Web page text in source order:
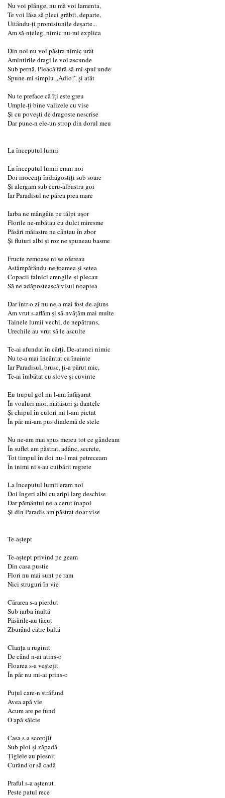
Nu voi plȃnge, nu mă voi lamenta,
Te voi lăsa să pleci grăbit, departe,
Uitȃndu-ţi promisiunile deşarte...
Am să-nţeleg, nimic nu-mi explica
Din noi nu voi păstra nimic urȃt
Amintirile dragi le voi ascunde
Sub pernă. Pleacă fără să-mi spui unde
Spune-mi simplu „Adio!” şi atȃt
Nu te preface că îţi este greu
Umple-ţi bine valizele cu vise
Şi cu poveşti de dragoste nescrise
Dar pune-n ele-un strop din dorul meu
La începutul lumii
La începutul lumii eram noi
Doi inocenţi îndrăgostiţi sub soare
Şi alergam sub ceru-albastru goi
Iar Paradisul ne părea prea mare
Iarba ne mȃngȃia pe tălpi uşor
Florile ne-mbătau cu dulci miresme
Păsări măiastre ne cȃntau în zbor
Şi fluturi albi şi roz ne spuneau basme
Fructe zemoase ni se ofereau
Astȃmpărȃndu-ne foamea şi setea
Copacii falnici crengile-şi plecau
Să ne adăpostească visul noaptea
Dar într-o zi nu ne-a mai fost de-ajuns
Am vrut s-aflăm şi să-nvăţăm mai multe
Tainele lumii vechi, de nepătruns,
Urechile au vrut să le asculte
Te-ai afundat în cărţi. De-atunci nimic
Nu te-a mai încȃntat ca înainte
Iar Paradisul, brusc, ţi-a părut mic,
Te-ai îmbătat cu slove şi cuvinte
Eu trupul gol mi l-am înfăşurat
În voaluri moi, mătăsuri şi dantele
Şi chipul în culori mi l-am pictat
În păr mi-am pus diademă de stele
Nu ne-am mai spus mereu tot ce gȃndeam
În suflet am păstrat, adȃnc, secrete,
Tot timpul în doi nu-l mai petreceam
În inimi ni s-au cuibărit regrete
La începutul lumii eram noi
Doi îngeri albi cu aripi larg deschise
Dar pămȃntul ne-a cerut înapoi
Şi din Paradis am păstrat doar vise
Te-aştept
Te-aştept privind pe geam
Din casa pustie
Flori nu mai sunt pe ram
Nici struguri în vie
Cărarea s-a pierdut
Sub iarba înaltă
Păsările-au tăcut
Zburȃnd către baltă
Clanţa a ruginit
De cȃnd n-ai atins-o
Floarea s-a veştejit
În păr nu mi-ai prins-o
Puţul care-n străfund
Avea apă vie
Acum are pe fund
O apă sălcie
Casa s-a scorojit
Sub ploi şi zăpadă
Ţiglele au plesnit
Curȃnd or să cadă
Praful s-a aştenut
Peste patul rece